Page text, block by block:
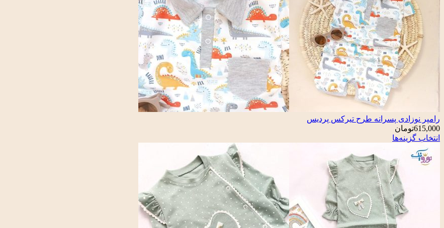
رامپر نوزادی پسرانه طرح تیرکس پردیس
615,000تومان
انتخاب گزینه‌ها